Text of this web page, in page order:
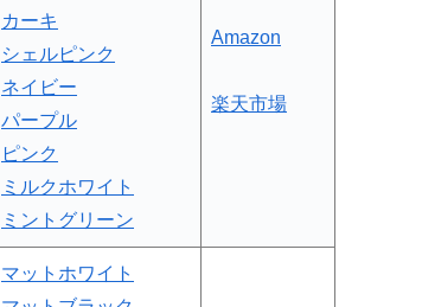
カーキ
シェルピンク
ネイビー
パープル
ピンク
ミルクホワイト
ミントグリーン
Amazon
楽天市場
マットホワイト